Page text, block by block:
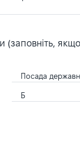
(заповніть,
Посада
Б